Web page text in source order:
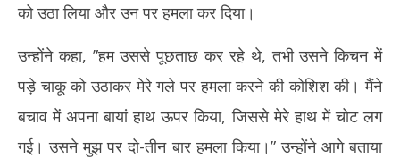
को उठा लिया और उन पर हमला कर दिया।
उन्होंने कहा, ”हम उससे पूछताछ कर रहे थे, तभी उसने किचन में
पड़े चाकू को उठाकर मेरे गले पर हमला करने की कोशिश की। मैंने
बचाव में अपना बायां हाथ ऊपर किया, जिससे मेरे हाथ में चोट लग
गई। उसने मुझ पर दो-तीन बार हमला किया।” उन्होंने आगे बताया